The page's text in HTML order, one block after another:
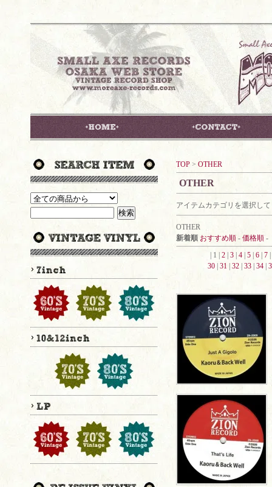
TOP > OTHER
OTHER
アイテムカテゴリを選択し
OTHER
新着順 おすすめ順 - 価格順 -
| 1 | 2 3 4 5 6 7
30| 31| 32| 33| 34|